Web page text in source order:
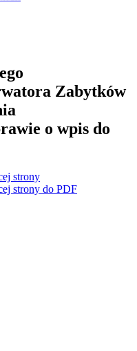
Zabytków
o wpis do
strony
strony do PDF